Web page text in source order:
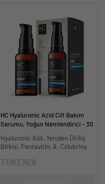
HC Hyaluronic Acid Cilt Bakım
Serumu, Yoğun Nemlendirici - 30
Hyaluronic Asit, Yeniden Diriliş
Bitkisi, Pentavitin, A. Colubrina